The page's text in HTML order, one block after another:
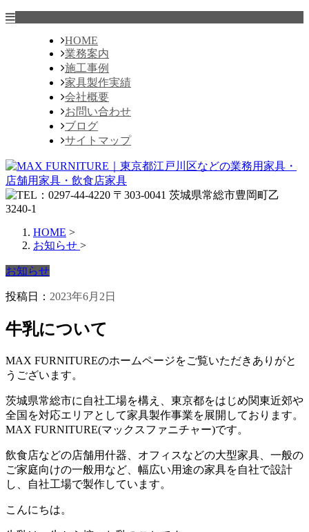
HOME
業務案内
施工事例
家具製作実績
会社概要
お問い合わせ
ブログ
サイトマップ
HOME >
お知らせ >
お知らせ
投稿日： 2023年6月2日
牛乳について
MAX FURNITUREのホームページをご覧いただきありがと
うございます。
茨城県常総市に自社工場を構え、東京都をはじめ関東近郊や
全国を対応エリアとして家具製作事業を展開しております。
MAX FURNITURE(マックスファニチャー)です。
飲食店などの店舗用什器、オフィスなどの大型家具、一般の
ご家庭向けの一般用など、幅広い用途の家具を自社で設計
し、自社工場で製作しています。
こんにちは。